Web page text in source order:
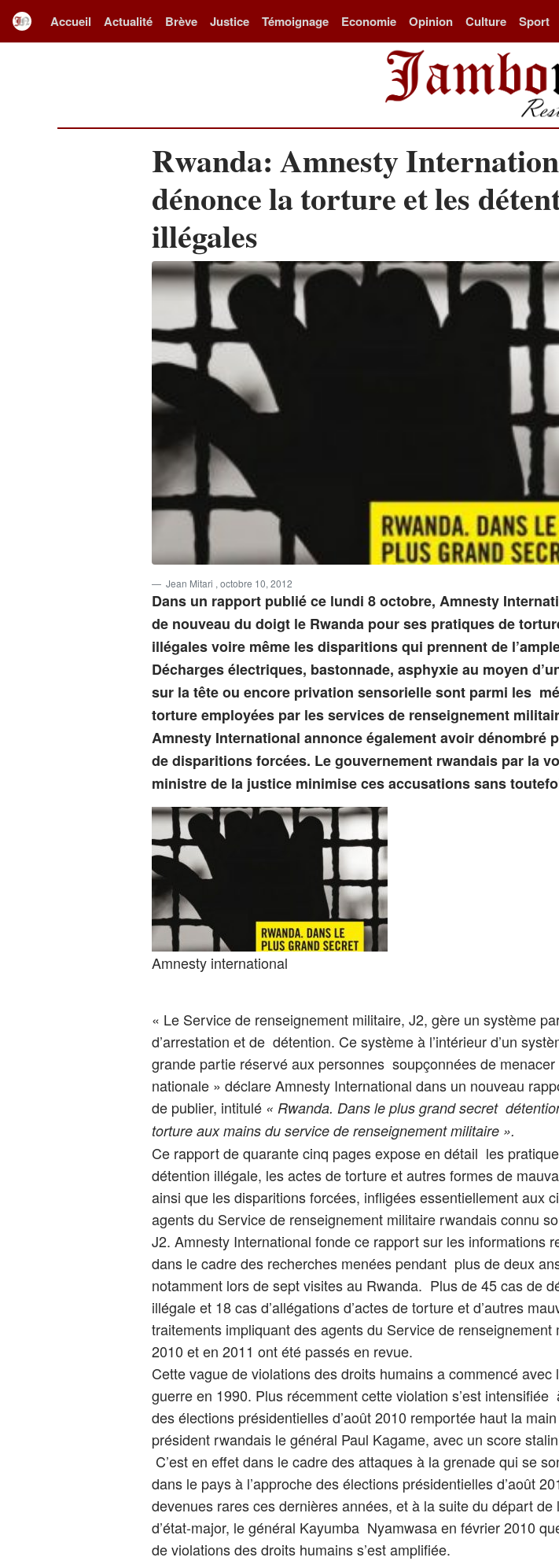
Accueil Actualité Brève Justice Témoignage Economie Opinion Culture Sport
Rwanda: Amnesty
dénonce la torture et les
illégales
Jean Mitari , octobre 10, 2012
Dans un rapport publié ce lundi 8 octobre, Amnesty
de nouveau du doigt le Rwanda pour ses pratiques de
illégales voire même les disparitions qui prennent de
Décharges électriques, bastonnade, asphyxie au moyen
sur la tête ou encore privation sensorielle sont parmi les
torture employées par les services de renseignement
Amnesty International annonce également avoir dénombré
de disparitions forcées. Le gouvernement rwandais par la
ministre de la justice minimise ces accusations sans
Amnesty international
« Le Service de renseignement militaire, J2, gère un système
d’arrestation et de détention. Ce système à l’intérieur d’un
grande partie réservé aux personnes soupçonnées de
nationale » déclare Amnesty International dans un nouveau
de publier, intitulé « Rwanda. Dans le plus grand secret
torture aux mains du service de renseignement militaire ».
Ce rapport de quarante cinq pages expose en détail les
détention illégale, les actes de torture et autres formes de
ainsi que les disparitions forcées, infligées essentiellement aux
agents du Service de renseignement militaire rwandais connu
J2. Amnesty International fonde ce rapport sur les informations
dans le cadre des recherches menées pendant plus de deux
notamment lors de sept visites au Rwanda. Plus de 45 cas de
illégale et 18 cas d’allégations d’actes de torture et d’autres
traitements impliquant des agents du Service de renseignement
2010 et en 2011 ont été passés en revue.
Cette vague de violations des droits humains a commencé avec
guerre en 1990. Plus récemment cette violation s’est intensifiée
des élections présidentielles d’août 2010 remportée haut la main
président rwandais le général Paul Kagame, avec un score
C’est en effet dans le cadre des attaques à la grenade qui se
dans le pays à l’approche des élections présidentielles d’août
devenues rares ces dernières années, et à la suite du départ de
d’état-major, le général Kayumba Nyamwasa en février 2010
de violations des droits humains s’est amplifiée.